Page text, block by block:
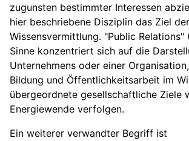
zugunsten bestimmter Interessen
hier beschriebene Disziplin das Ziel
Wissensvermittlung. "Public Relations"
Sinne konzentriert sich auf die
Unternehmens oder einer
Bildung und Öffentlichkeitsarbeit im
übergeordnete gesellschaftliche Ziele
Energiewende verfolgen.
Ein weiterer verwandter Begriff ist